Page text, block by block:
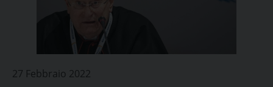
27 Febbraio 2022